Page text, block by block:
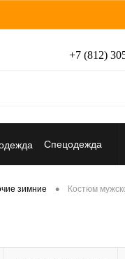
+7 (812)
Спецодежда
зимние • Костюм